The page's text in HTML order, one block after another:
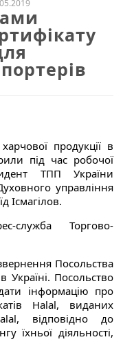
продукції в
під час робочої
ТПП України
управління
Ісмагілов.
служба Торгово-
Посольства
Україні. Посольство
інформацію про
Halal, виданих
відповідно до
їхньої діяльності,